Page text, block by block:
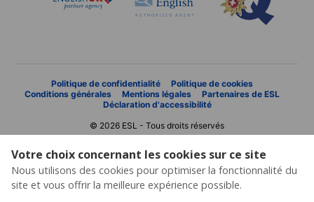
Votre choix concernant les cookies sur ce site
Nous utilisons des cookies pour optimiser la fonctionnalité du
site et vous offrir la meilleure expérience possible.
Politique de confidentialité
Politique de cookies
Conditions générales
Mentions légales
Partenaires de ESL
Déclaration d'accessibilité
© 2026 ESL - Tous droits réservés